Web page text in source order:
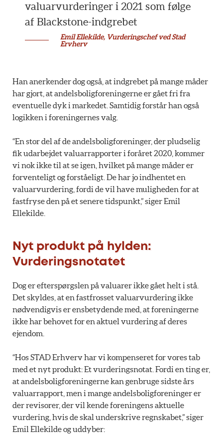
valuarvurderinger i 2021 som følge
af Blackstone-indgrebet
Emil Ellekilde, Vurderingschef ved Stad
Ervherv
Han anerkender dog også, at indgrebet på mange måder
har gjort, at andelsboligforeningerne er gået fri fra
eventuelle dyk i markedet. Samtidig forstår han også
logikken i foreningernes valg.
“En stor del af de andelsboligforeninger, der pludselig
fik udarbejdet valuarrapporter i foråret 2020, kommer
vi nok ikke til at se igen, hvilket på mange måder er
forventeligt og forståeligt. De har jo indhentet en
valuarvurdering, fordi de vil have muligheden for at
fastfryse den på et senere tidspunkt,” siger Emil
Ellekilde.
Nyt produkt på hylden:
Vurderingsnotatet
Dog er efterspørgslen på valuarer ikke gået helt i stå.
Det skyldes, at en fastfrosset valuarvurdering ikke
nødvendigvis er ensbetydende med, at foreningerne
ikke har behovet for en aktuel vurdering af deres
ejendom.
“Hos STAD Erhverv har vi kompenseret for vores tab
med et nyt produkt: Et vurderingsnotat. Fordi en ting er,
at andelsboligforeningerne kan genbruge sidste års
valuarrapport, men i mange andelsboligforeninger er
der revisorer, der vil kende foreningens aktuelle
vurdering, hvis de skal underskrive regnskabet,” siger
Emil Ellekilde og uddyber: